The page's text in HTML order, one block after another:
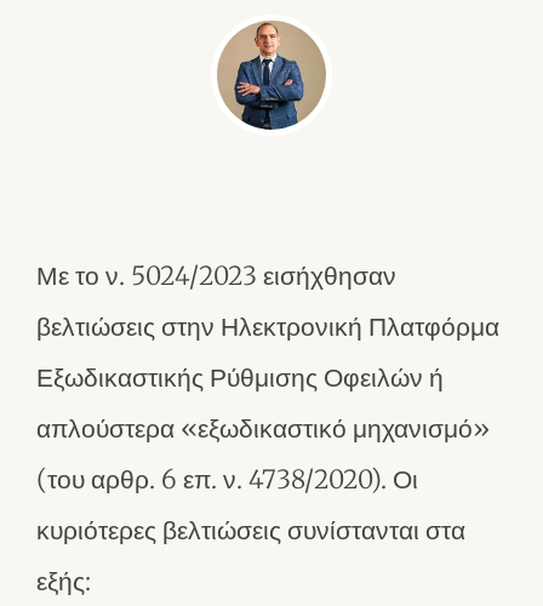
Με το ν. 5024/2023 εισήχθησαν
βελτιώσεις στην Ηλεκτρονική Πλατφόρμα
Εξωδικαστικής Ρύθμισης Οφειλών ή
απλούστερα «εξωδικαστικό μηχανισμό»
(του αρθρ. 6 επ. ν. 4738/2020). Οι
κυριότερες βελτιώσεις συνίστανται στα
εξής: